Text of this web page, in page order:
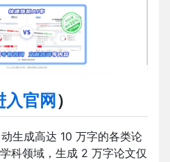
入官网 ）
动生成高达 10 万字的各类论
科领域，生成 2 万字论文仅